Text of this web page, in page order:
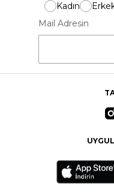
Kadın
Mail Adresin